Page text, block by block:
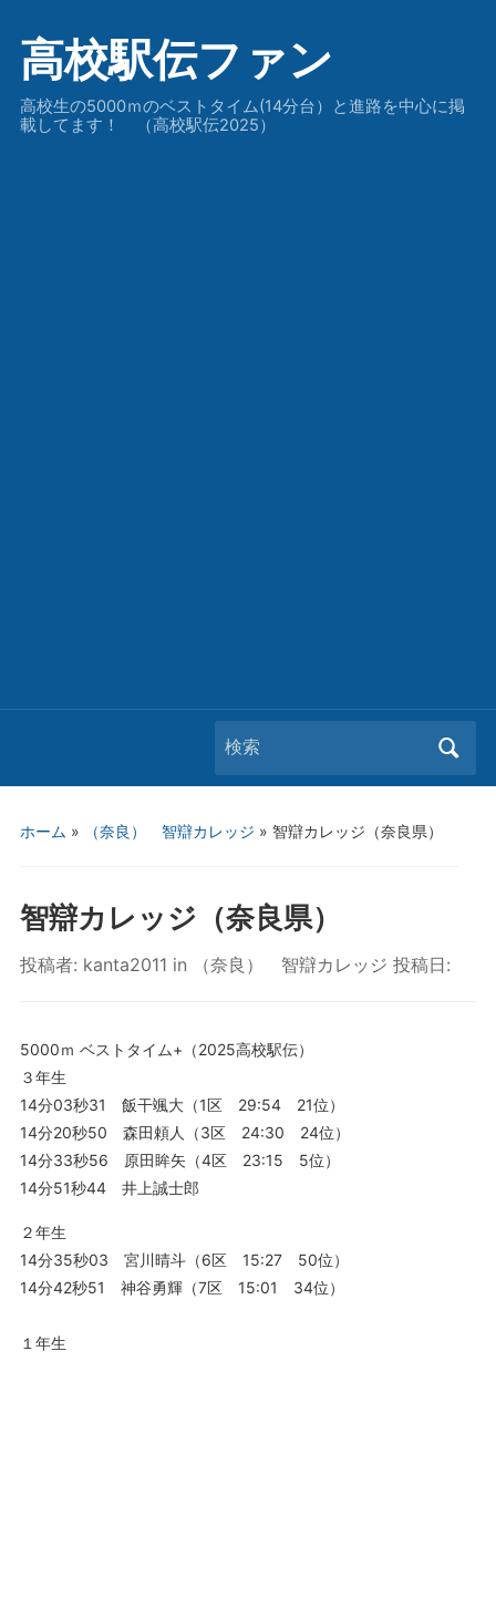
高校駅伝ファン
高校生の5000ｍのベストタイム(14分台）と進路を中心に掲
載してます！ （高校駅伝2025）
Search
for:
ホーム » （奈良） 智辯カレッジ » 智辯カレッジ（奈良県）
智辯カレッジ（奈良県）
投稿者: kanta2011 in （奈良） 智辯カレッジ 投稿日:
5000ｍ ベストタイム+（2025高校駅伝）
３年生
14分03秒31 飯干颯大（1区 29:54 21位）
14分20秒50 森田頼人（3区 24:30 24位）
14分33秒56 原田眸矢（4区 23:15 5位）
14分51秒44 井上誠士郎
２年生
14分35秒03 宮川晴斗（6区 15:27 50位）
14分42秒51 神谷勇輝（7区 15:01 34位）
１年生